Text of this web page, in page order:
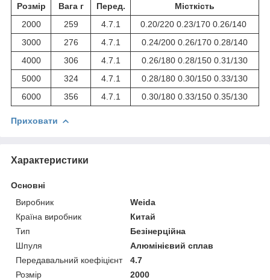
Розмір Вага г Перед.
Місткість
2000
259 4.7.1
0.20/220 0.23/170 0.26/140
3000
276 4.7.1
0.24/200 0.26/170 0.28/140
4000
306 4.7.1
0.26/180 0.28/150 0.31/130
5000
324 4.7.1
0.28/180 0.30/150 0.33/130
6000
356 4.7.1 0.30/180 0.33/150 0.35/130
Приховати
Характеристики
Основні
Виробник
Weida
Країна виробник
Китай
Тип
Безінерційна
Шпуля
Алюмінієвий сплав
Передавальний коефіцієнт
4.7
Розмір
2000